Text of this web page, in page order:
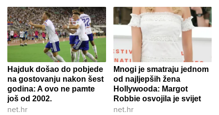
Hajduk došao do pobjede
na gostovanju nakon šest
godina: A ovo ne pamte
još od 2002.
net.hr
Mnogi je smatraju jednom
od najljepših žena
Hollywooda: Margot
Robbie osvojila je svijet
net.hr